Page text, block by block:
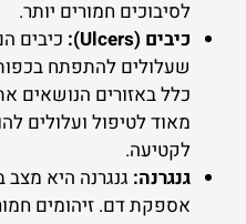
לסיבוכים חמורים יותר.
כיבים (Ulcers):
כיבים
שעלולים להתפתח
כלל באזורים הנושאים
מאוד לטיפול ועלולים
לקטיעה.
גנגרנה: גנגרנה היא
אספקת דם. זיהומים